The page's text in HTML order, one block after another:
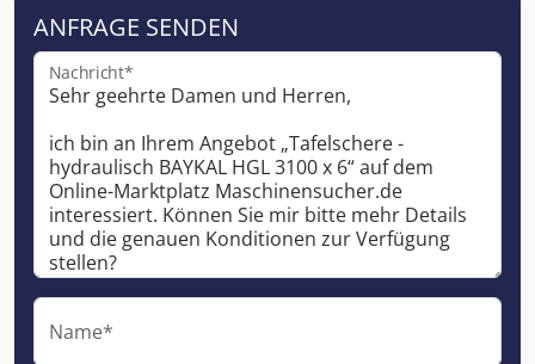
ANFRAGE SENDEN
Nachricht*
Name*